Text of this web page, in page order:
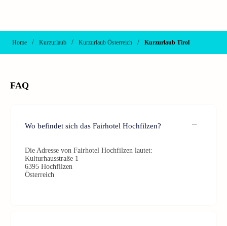
Home / Kurzurlaub / Kurzurlaub Österreich / Kurzurlaub Tirol
FAQ
Wo befindet sich das Fairhotel Hochfilzen?
Die Adresse von Fairhotel Hochfilzen lautet:
Kulturhausstraße 1
6395 Hochfilzen
Österreich